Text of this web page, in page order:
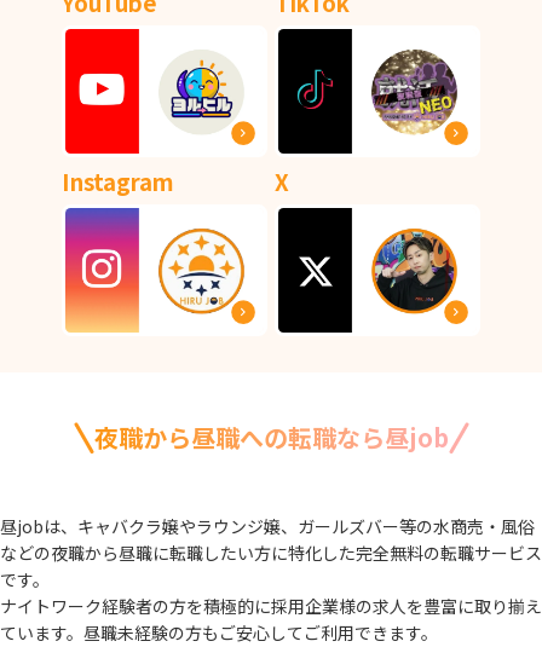
Instagram X
夜職から昼職への転職なら昼job
昼jobは、キャバクラ嬢やラウンジ嬢、ガールズバー等の水商売・風俗
などの夜職から昼職に転職したい方に特化した完全無料の転職サービス
です。
ナイトワーク経験者の方を積極的に採用企業様の求人を豊富に取り揃え
ています。 昼職未経験の方もご安心してご利用できます。